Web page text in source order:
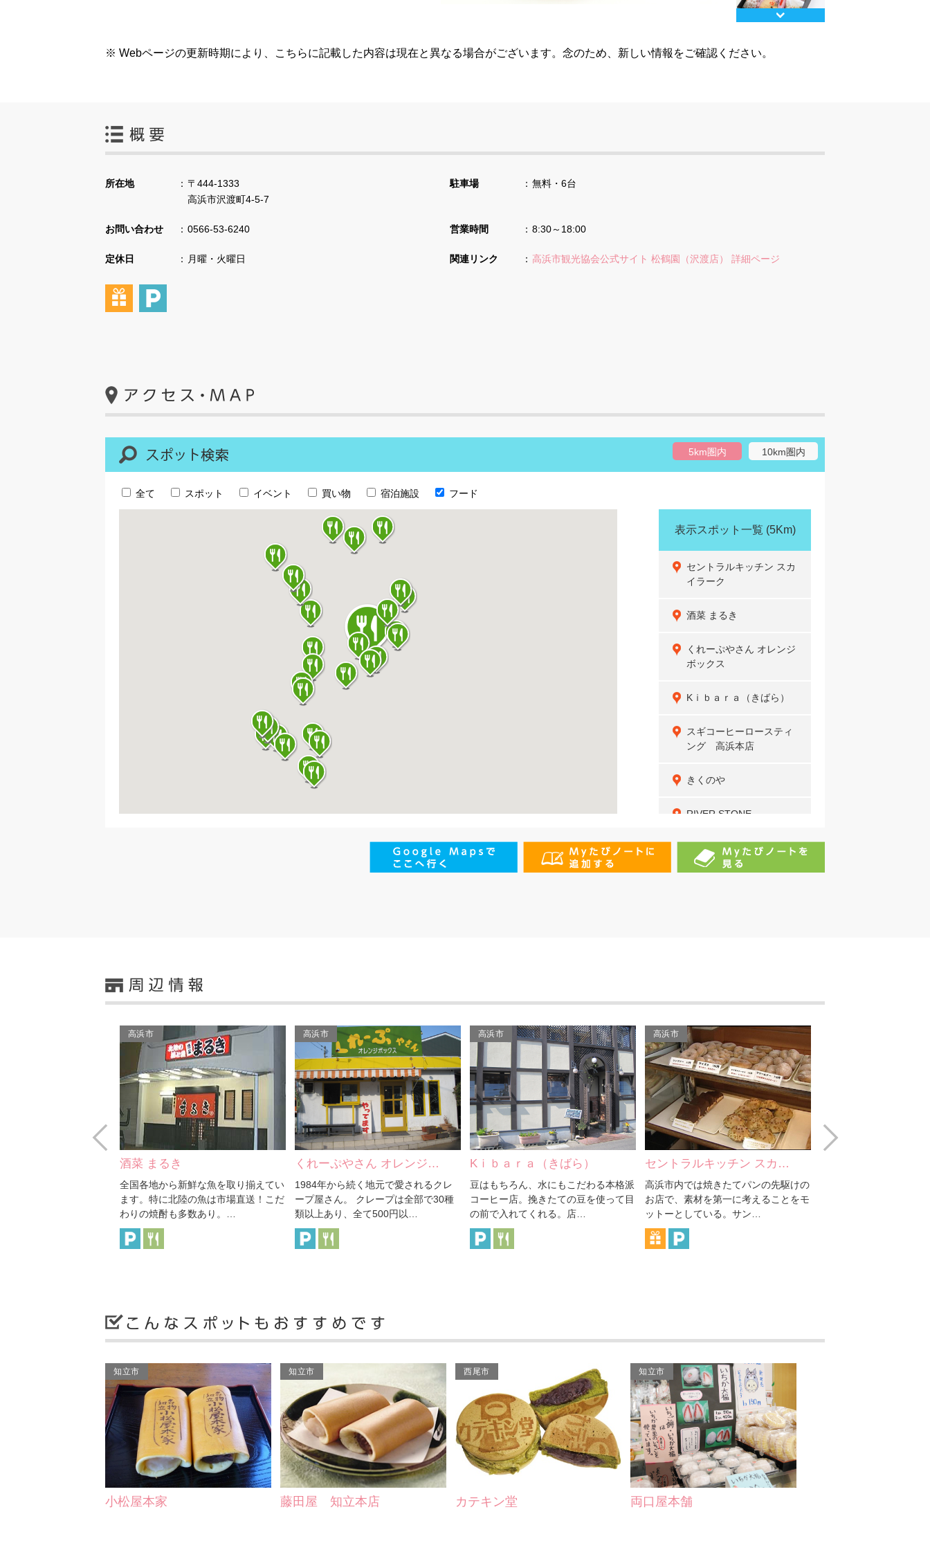
※ Webページの更新時期により、こちらに記載した内容は現在と異なる場合がございます。念のため、新しい情報をご確認ください。
所在地
〒444-1333
高浜市沢渡町4-5-7
駐車場 無料・6台
お問い合わせ 0566-53-6240 営業時間 8:30～18:00
定休日 月曜・火曜日 関連リンク 高浜市観光協会公式サイト 松鶴園（沢渡店） 詳細ページ
5km圏内 10km圏内
全て スポット イベント 買い物 宿泊施設 フード
表示スポット一覧 (5Km)
セントラルキッチン スカ
イラーク
酒菜 まるき
くれーぷやさん オレンジ
ボックス
Kｉｂａｒａ（きばら）
スギコーヒーロースティ
ング 高浜本店
きくのや
RIVER STONE
美味良酒 マルア
松鶴園（高浜市 本店）
安兵衛
梅寿司
ガレット＆カフェ Fairy
House
おかしやみづき
なかっち庵
鮨懐石 みどり
みふね鮨出前センター
レストラン Omi
高浜市
くれーぷやさん オレンジ…
1984年から続く地元で愛されるクレ
ープ屋さん。 クレープは全部で30種
類以上あり、全て500円以…
高浜市
Kｉｂａｒａ（きばら）
豆はもちろん、水にもこだわる本格派
コーヒー店。挽きたての豆を使って目
の前で入れてくれる。店…
高浜市
セントラルキッチン スカ…
高浜市内では焼きたてパンの先駆けの
お店で、素材を第一に考えることをモ
ットーとしている。サン…
高浜市
酒菜 まるき
全国各地から新鮮な魚を取り揃えてい
ます。特に北陸の魚は市場直送！こだ
わりの焼酎も多数あり。…
Prev
知立市
小松屋本家
知立市
藤田屋 知立本店
西尾市
カテキン堂
知立市
両口屋本舗